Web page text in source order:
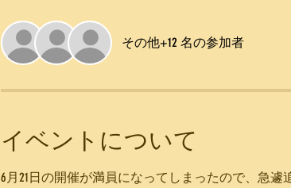
その他+12 名の参加者
イベントについて
6月21日の開催が満員になってしまったので、急遽